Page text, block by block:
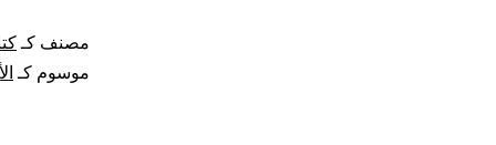
مصنف كـ
موسوم كـ